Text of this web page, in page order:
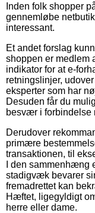
Inden folk shopper
gennemløbe
interessant.
Et andet forslag
shoppen er medlem
indikator for at e-
retningslinjer,
eksperter som har
Desuden får du
besvær i forbindelse
Derudover
primære
transaktionen, til
I den sammenhæng
stadigvæk bevarer
fremadrettet kan
Hæftet, ligegyldigt
herre eller dame.